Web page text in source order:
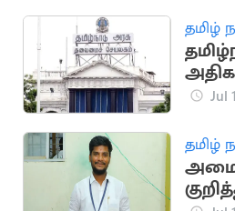
தமிழ்
Jul
தமிழ்